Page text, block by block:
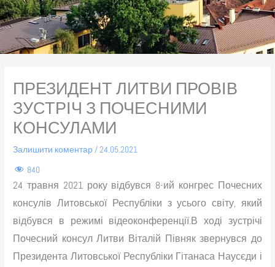
ПРЕЗИДЕНТ ЛИТВИ ПРОВІВ
ЗУСТРІЧ З ПОЧЕСНИМИ
КОНСУЛАМИ
Залишити коментар/24.05.2021
840
24 травня 2021 року відбувся 8-ий конгрес Почесних
консулів Литовської Республіки з усього світу, який
відбувся в режимі відеоконференції.В ході зустрічі
Почесний консул Литви Віталій Півняк звернувся до
Президента Литовської Республіки Гітанаса Наусєди і